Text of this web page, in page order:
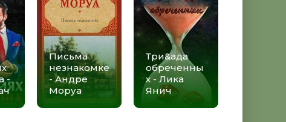
-
Письма
незнакомке
- Андре
Моруа
Три&ада
обреченны
х - Лика
Янич